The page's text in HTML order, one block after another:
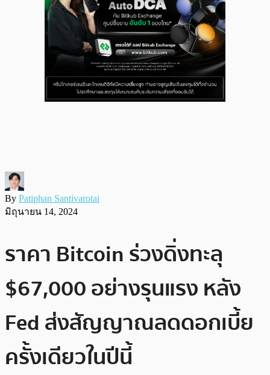
By Patiphan Santivarotai
มิถุนายน 14, 2024
ราคา Bitcoin ร่วงดิ่งทะลุ
$67,000 อย่างรุนแรง หลัง
Fed ส่งสัญญาณลดดอกเบี้ย
ครั้งเดียวในปีนี้